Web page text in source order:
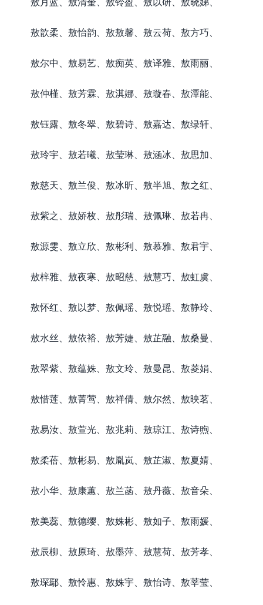
敖歆柔、敖怡韵、敖敖馨、敖云荷、敖方巧、
敖尔中、敖易艺、敖痴英、敖译雅、敖雨丽、
敖仲槿、敖芳霖、敖淇娜、敖璇春、敖潭能、
敖钰露、敖冬翠、敖碧诗、敖嘉达、敖绿轩、
敖玲宇、敖若曦、敖莹琳、敖涵冰、敖思加、
敖慈天、敖兰俊、敖冰昕、敖半旭、敖之红、
敖紫之、敖娇枚、敖彤瑞、敖佩琳、敖若冉、
敖源雯、敖立欣、敖彬利、敖慕雅、敖君宇、
敖梓雅、敖夜寒、敖昭慈、敖慧巧、敖虹虞、
敖怀红、敖以梦、敖佩瑶、敖悦瑶、敖静玲、
敖水丝、敖依裕、敖芳婕、敖芷融、敖桑曼、
敖翠紫、敖蕴姝、敖文玲、敖曼昆、敖菱娟、
敖惜莲、敖菁莺、敖祥倩、敖尔然、敖映茗、
敖易汝、敖萱光、敖兆莉、敖琼江、敖诗煦、
敖柔蓓、敖彬易、敖胤岚、敖芷淑、敖夏婧、
敖小华、敖康蕙、敖兰菡、敖丹薇、敖音朵、
敖美蕊、敖德缨、敖姝彬、敖如子、敖雨媛、
敖辰柳、敖原琦、敖墨萍、敖慧荷、敖芳孝、
敖琛鄢、敖怜惠、敖姝宇、敖怡诗、敖莘莹、